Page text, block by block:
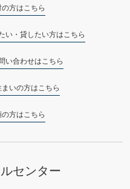
方はこちら
い・貸したい方はこちら
い合わせはこちら
いの方はこちら
方はこちら
センター